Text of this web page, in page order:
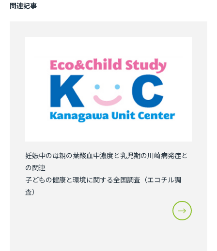
関連記事
妊娠中の母親の葉酸血中濃度と乳児期の川崎病発症と
の関連
子どもの健康と環境に関する全国調査（エコチル調
査）